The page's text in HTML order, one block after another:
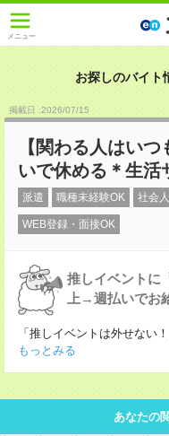
メニュー
お探しのバイト
掲載日 :2026/07/15
【関わる人はい
いで休める＊生活
派遣 職種未経験OK 社会
WEB登録・面接OK
推しイベントに
上→週払いでお
「推しイベントは外せない
もっとみる
あなたの